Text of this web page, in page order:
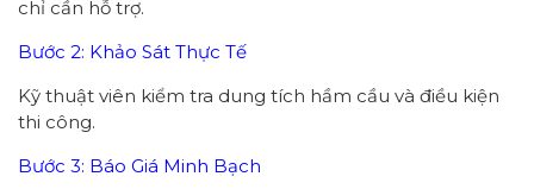
chỉ cần hỗ trợ.
Bước 2: Khảo Sát Thực Tế
Kỹ thuật viên kiểm tra dung tích hầm cầu và điều kiện
thi công.
Bước 3: Báo Giá Minh Bạch